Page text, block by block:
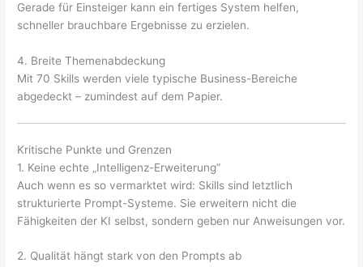
Gerade für Einsteiger kann ein fertiges System helfen,
schneller brauchbare Ergebnisse zu erzielen.
4. Breite Themenabdeckung
Mit 70 Skills werden viele typische Business-Bereiche
abgedeckt – zumindest auf dem Papier.
Kritische Punkte und Grenzen
1. Keine echte „Intelligenz-Erweiterung“
Auch wenn es so vermarktet wird: Skills sind letztlich
strukturierte Prompt-Systeme. Sie erweitern nicht die
Fähigkeiten der KI selbst, sondern geben nur Anweisungen vor.
2. Qualität hängt stark von den Prompts ab